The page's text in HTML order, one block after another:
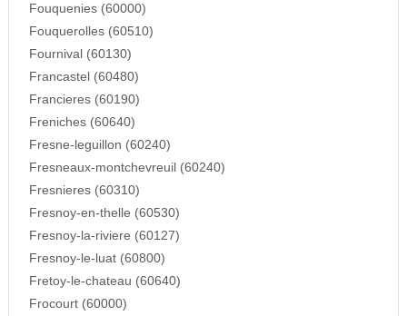
Fouquenies (60000)
Fouquerolles (60510)
Fournival (60130)
Francastel (60480)
Francieres (60190)
Freniches (60640)
Fresne-leguillon (60240)
Fresneaux-montchevreuil (60240)
Fresnieres (60310)
Fresnoy-en-thelle (60530)
Fresnoy-la-riviere (60127)
Fresnoy-le-luat (60800)
Fretoy-le-chateau (60640)
Frocourt (60000)